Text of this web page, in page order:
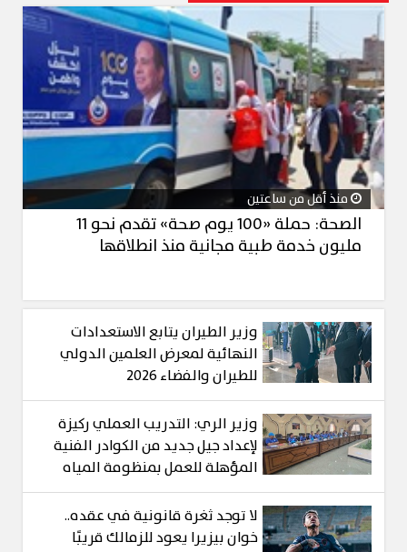
منذ أقل من ساعتين
الصحة: حملة «100 يوم صحة» تقدم نحو 11
مليون خدمة طبية مجانية منذ انطلاقها
وزير الطيران يتابع الاستعدادات
النهائية لمعرض العلمين الدولي
للطيران والفضاء 2026
وزير الري: التدريب العملي ركيزة
لإعداد جيل جديد من الكوادر الفنية
المؤهلة للعمل بمنظومة المياه
لا توجد ثغرة قانونية في عقده..
خوان بيزيرا يعود للزمالك قريبًا